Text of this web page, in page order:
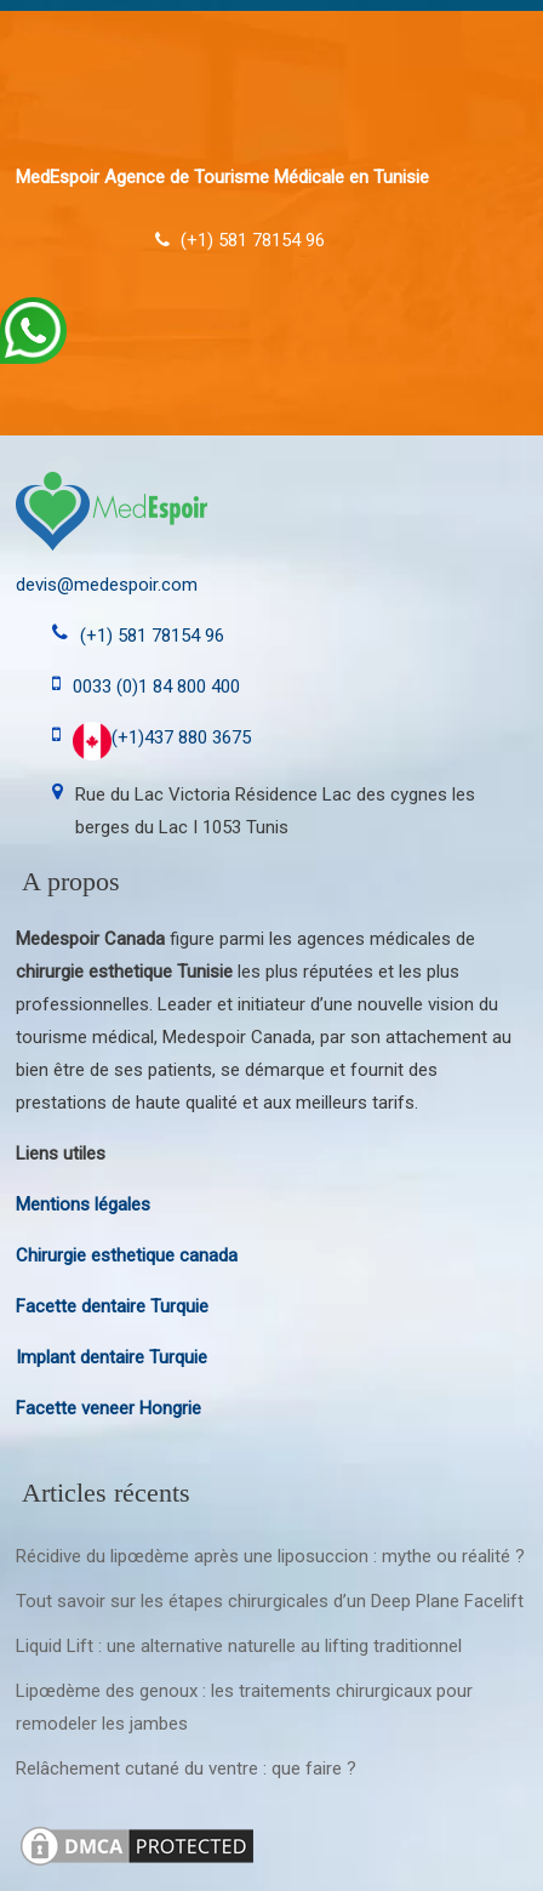
MedEspoir Agence de Tourisme Médicale en Tunisie
(+1) 581 78154 96
devis@medespoir.com
(+1) 581 78154 96
0033 (0)1 84 800 400
(+1)437 880 3675
Rue du Lac Victoria Résidence Lac des cygnes les
berges du Lac I 1053 Tunis
A propos
Medespoir Canada figure parmi les agences médicales de
chirurgie esthetique Tunisie les plus réputées et les plus
professionnelles. Leader et initiateur d’une nouvelle vision du
tourisme médical, Medespoir Canada, par son attachement au
bien être de ses patients, se démarque et fournit des
prestations de haute qualité et aux meilleurs tarifs.
Liens utiles
Mentions légales
Chirurgie esthetique canada
Facette dentaire Turquie
Implant dentaire Turquie
Facette veneer Hongrie
Articles récents
Récidive du lipœdème après une liposuccion : mythe ou réalité ?
Tout savoir sur les étapes chirurgicales d’un Deep Plane Facelift
Liquid Lift : une alternative naturelle au lifting traditionnel
Lipœdème des genoux : les traitements chirurgicaux pour
remodeler les jambes
Relâchement cutané du ventre : que faire ?